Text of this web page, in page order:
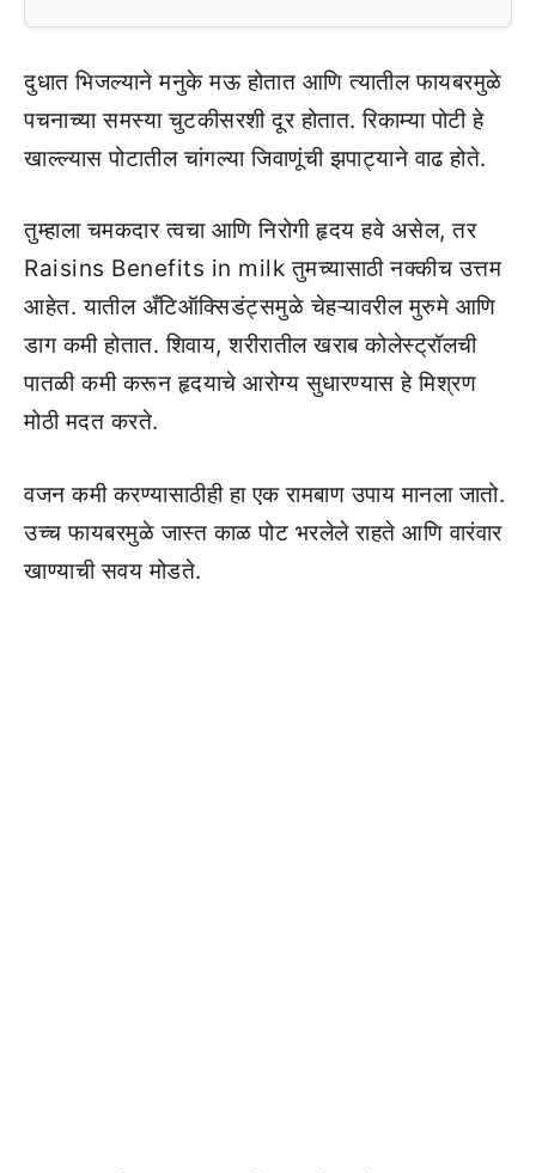
दुधात भिजल्याने मनुके मऊ होतात आणि त्यातील फायबरमुळे
पचनाच्या समस्या चुटकीसरशी दूर होतात. रिकाम्या पोटी हे
खाल्ल्यास पोटातील चांगल्या जिवाणूंची झपाट्याने वाढ होते.
तुम्हाला चमकदार त्वचा आणि निरोगी हृदय हवे असेल, तर
Raisins Benefits in milk तुमच्यासाठी नक्कीच उत्तम
आहेत. यातील अँटिऑक्सिडंट्समुळे चेहऱ्यावरील मुरुमे आणि
डाग कमी होतात. शिवाय, शरीरातील खराब कोलेस्ट्रॉलची
पातळी कमी करून हृदयाचे आरोग्य सुधारण्यास हे मिश्रण
मोठी मदत करते.
वजन कमी करण्यासाठीही हा एक रामबाण उपाय मानला जातो.
उच्च फायबरमुळे जास्त काळ पोट भरलेले राहते आणि वारंवार
खाण्याची सवय मोडते.